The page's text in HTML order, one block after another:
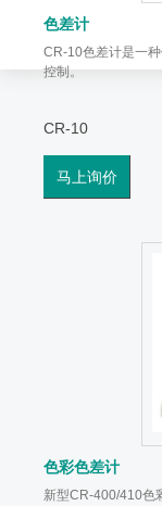
色差计
CR-10色差计是一
控制。
CR-10
马上询价
色彩色差计
新型CR-400/410色